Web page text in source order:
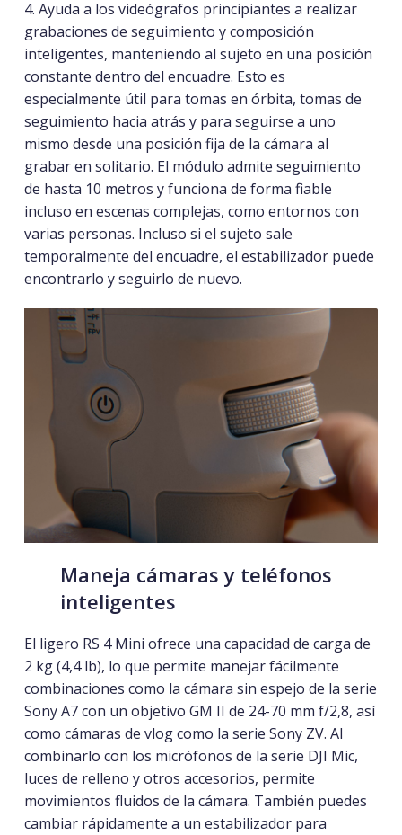
4. Ayuda a los videógrafos principiantes a realizar
grabaciones de seguimiento y composición
inteligentes, manteniendo al sujeto en una posición
constante dentro del encuadre. Esto es
especialmente útil para tomas en órbita, tomas de
seguimiento hacia atrás y para seguirse a uno
mismo desde una posición fija de la cámara al
grabar en solitario. El módulo admite seguimiento
de hasta 10 metros y funciona de forma fiable
incluso en escenas complejas, como entornos con
varias personas. Incluso si el sujeto sale
temporalmente del encuadre, el estabilizador puede
encontrarlo y seguirlo de nuevo.
Maneja cámaras y teléfonos
inteligentes
El ligero RS 4 Mini ofrece una capacidad de carga de
2 kg (4,4 lb), lo que permite manejar fácilmente
combinaciones como la cámara sin espejo de la serie
Sony A7 con un objetivo GM II de 24-70 mm f/2,8, así
como cámaras de vlog como la serie Sony ZV. Al
combinarlo con los micrófonos de la serie DJI Mic,
luces de relleno y otros accesorios, permite
movimientos fluidos de la cámara. También puedes
cambiar rápidamente a un estabilizador para